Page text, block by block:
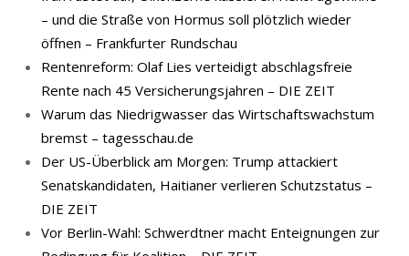
– und die Straße von Hormus soll plötzlich wieder
öffnen – Frankfurter Rundschau
Rentenreform: Olaf Lies verteidigt abschlagsfreie
Rente nach 45 Versicherungsjahren – DIE ZEIT
Warum das Niedrigwasser das Wirtschaftswachstum
bremst – tagesschau.de
Der US-Überblick am Morgen: Trump attackiert
Senatskandidaten, Haitianer verlieren Schutzstatus –
DIE ZEIT
Vor Berlin-Wahl: Schwerdtner macht Enteignungen zur